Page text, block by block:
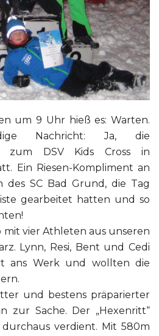
um 9 Uhr hieß es: Warten.
Nachricht: Ja, die
zum DSV Kids Cross in
Ein Riesen-Kompliment an
des SC Bad Grund, die Tag
gearbeitet hatten und so
mit vier Athleten aus unseren
Lynn, Resi, Bent und Cedi
ans Werk und wollten die
und bestens präparierter
zur Sache. Der „Hexenritt“
verdient. Mit 580m